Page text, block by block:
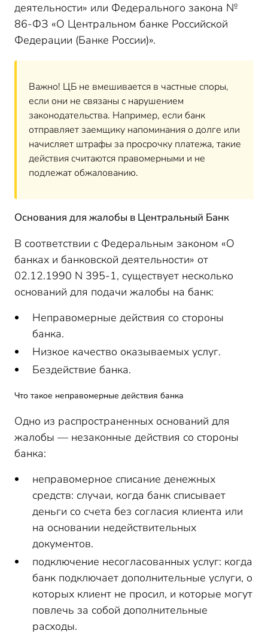
деятельности» или Федерального закона №
86-ФЗ «О Центральном банке Российской
Федерации (Банке России)».
Важно! ЦБ не вмешивается в частные споры,
если они не связаны с нарушением
законодательства. Например, если банк
отправляет заемщику напоминания о долге или
начисляет штрафы за просрочку платежа, такие
действия считаются правомерными и не
подлежат обжалованию.
Основания для жалобы в Центральный Банк
В соответствии с Федеральным законом «О
банках и банковской деятельности» от
02.12.1990 N 395-1, существует несколько
оснований для подачи жалобы на банк:
Неправомерные действия со стороны
банка.
Низкое качество оказываемых услуг.
Бездействие банка.
Что такое неправомерные действия банка
Одно из распространенных оснований для
жалобы — незаконные действия со стороны
банка:
неправомерное списание денежных
средств: случаи, когда банк списывает
деньги со счета без согласия клиента или
на основании недействительных
документов.
подключение несогласованных услуг: когда
банк подключает дополнительные услуги, о
которых клиент не просил, и которые могут
повлечь за собой дополнительные
расходы.